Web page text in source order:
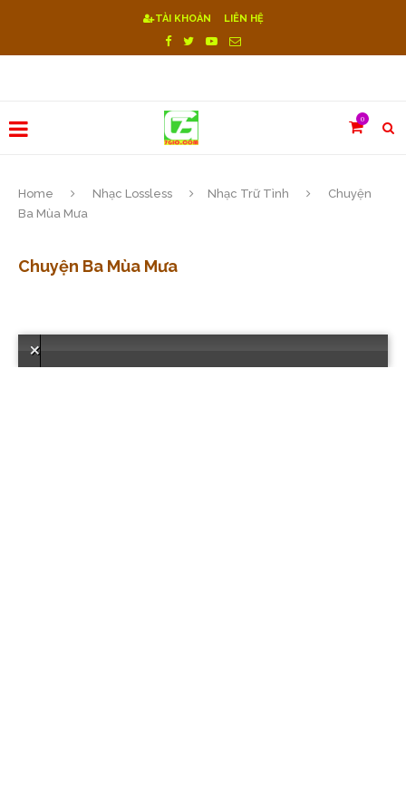
TÀI KHOẢN LIÊN HỆ
0
Home Nhạc Lossless Nhạc Trữ Tình
Chuyện
Ba Mùa Mưa
Chuyện Ba Mùa Mưa